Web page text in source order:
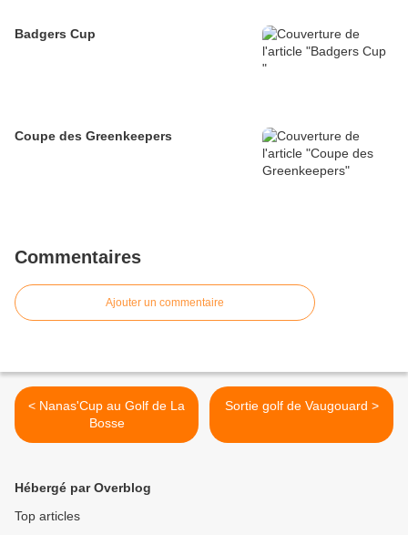
Badgers Cup
Coupe des Greenkeepers
Commentaires
Ajouter un commentaire
< Nanas'Cup au Golf de La
Bosse
Sortie golf de Vaugouard >
Hébergé par Overblog
Top articles